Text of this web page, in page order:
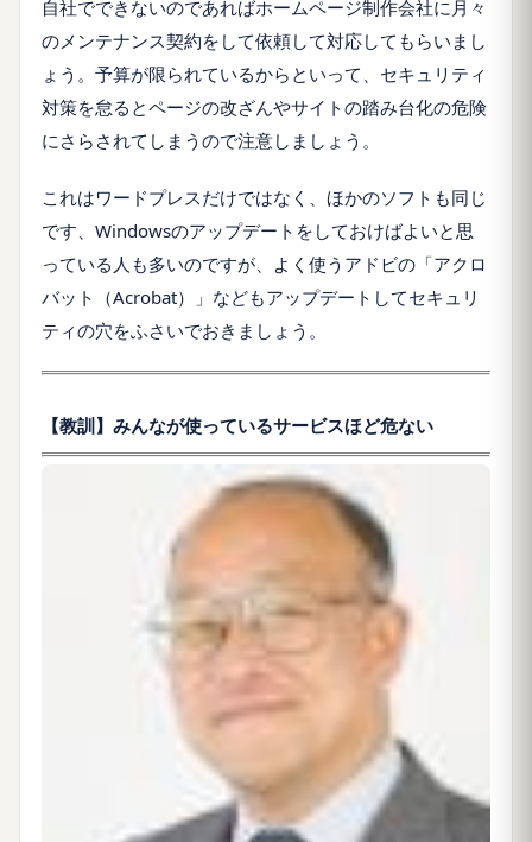
自社でできないのであればホームページ制作会社に月々
のメンテナンス契約をして依頼して対応してもらいまし
ょう。予算が限られているからといって、セキュリティ
対策を怠るとページの改ざんやサイトの踏み台化の危険
にさらされてしまうので注意しましょう。
これはワードプレスだけではなく、ほかのソフトも同じ
です、Windowsのアップデートをしておけばよいと思
っている人も多いのですが、よく使うアドビの「アクロ
バット（Acrobat）」などもアップデートしてセキュリ
ティの穴をふさいでおきましょう。
【教訓】みんなが使っているサービスほど危ない